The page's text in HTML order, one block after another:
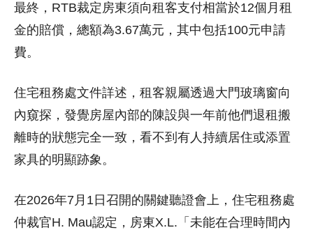
最終，RTB裁定房東須向租客支付相當於12個月租
金的賠償，總額為3.67萬元，其中包括100元申請
費。
住宅租務處文件詳述，租客親屬透過大門玻璃窗向
內窺探，發覺房屋內部的陳設與一年前他們退租搬
離時的狀態完全一致，看不到有人持續居住或添置
家具的明顯跡象。
在2026年7月1日召開的關鍵聽證會上，住宅租務處
仲裁官H. Mau認定，房東X.L.「未能在合理時間內